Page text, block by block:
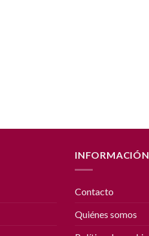
INFORMACIÓN
Contacto
Quiénes somos